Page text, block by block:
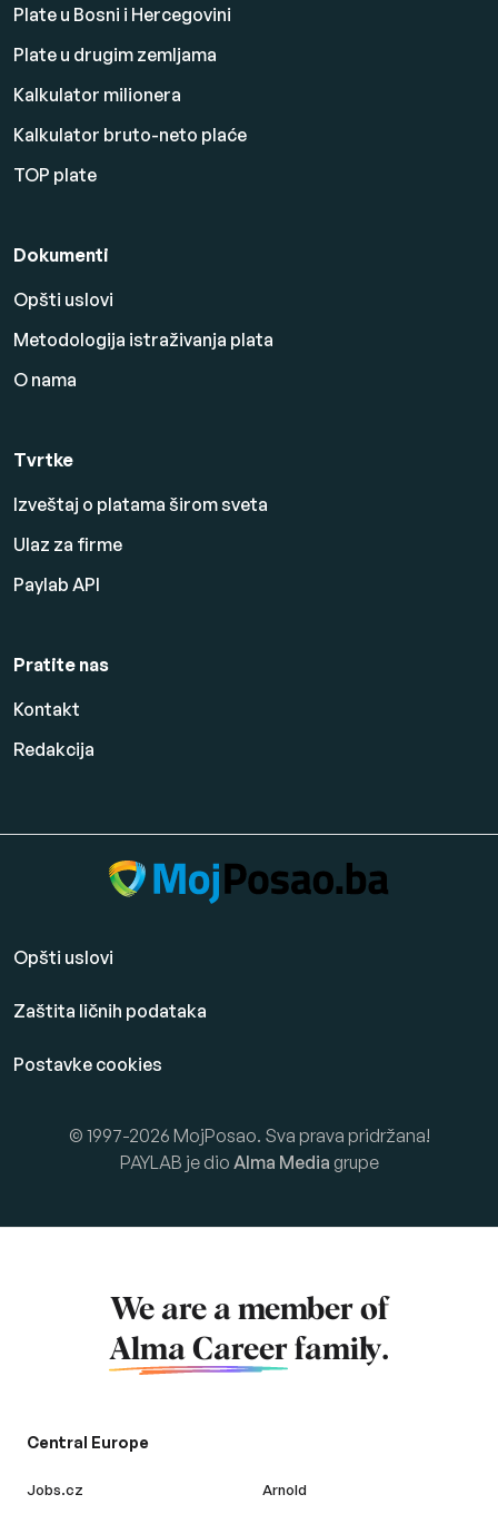
Plate u Bosni i Hercegovini
Plate u drugim zemljama
Kalkulator milionera
Kalkulator bruto-neto plaće
TOP plate
Dokumenti
Opšti uslovi
Metodologija istraživanja plata
O nama
Tvrtke
Izveštaj o platama širom sveta
Ulaz za firme
Paylab API
Pratite nas
Kontakt
Redakcija
Opšti uslovi
Zaštita ličnih podataka
Postavke cookies
© 1997-2026 MojPosao. Sva prava pridržana!
PAYLAB je dio Alma Media grupe
We are a member of
Alma Career family.
Central Europe
Jobs.cz
Arnold